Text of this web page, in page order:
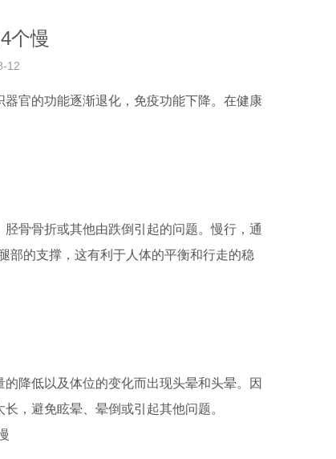
个慢
12
官的功能逐渐退化，免疫功能下降。在健康
骨骨折或其他由跌倒引起的问题。慢行，通
部的支撑，这有利于人体的平衡和行走的稳
降低以及体位的变化而出现头晕和头晕。因
，避免眩晕、晕倒或引起其他问题。